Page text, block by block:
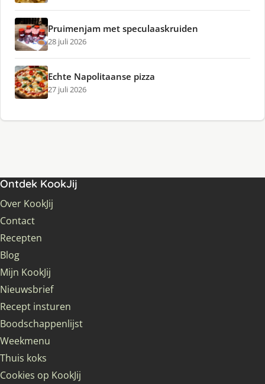
Pruimenjam met speculaaskruiden
28 juli 2026
Echte Napolitaanse pizza
27 juli 2026
Ontdek KookJij
Over KookJij
Contact
Recepten
Blog
Mijn KookJij
Nieuwsbrief
Recept insturen
Boodschappenlijst
Weekmenu
Thuis koks
Cookies op KookJij